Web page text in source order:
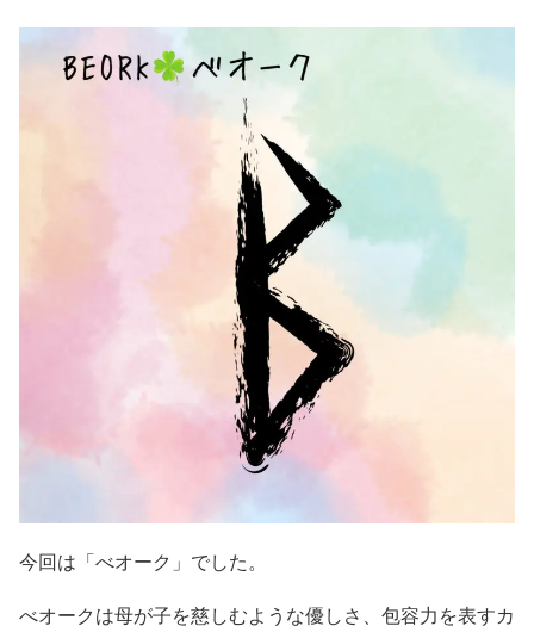
今回は「べオーク」でした。
べオークは母が子を慈しむような優しさ、包容力を表すカ